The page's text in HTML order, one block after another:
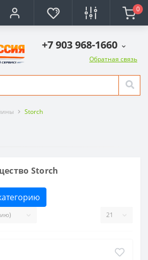
0
+7 903 968-1660
Обратная связь
Storch
Storch